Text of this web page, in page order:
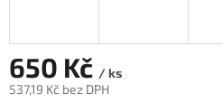
650 Kč / ks
537,19 Kč bez DPH